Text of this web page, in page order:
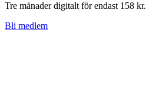
Tre månader digitalt för endast 158 kr.
Bli medlem